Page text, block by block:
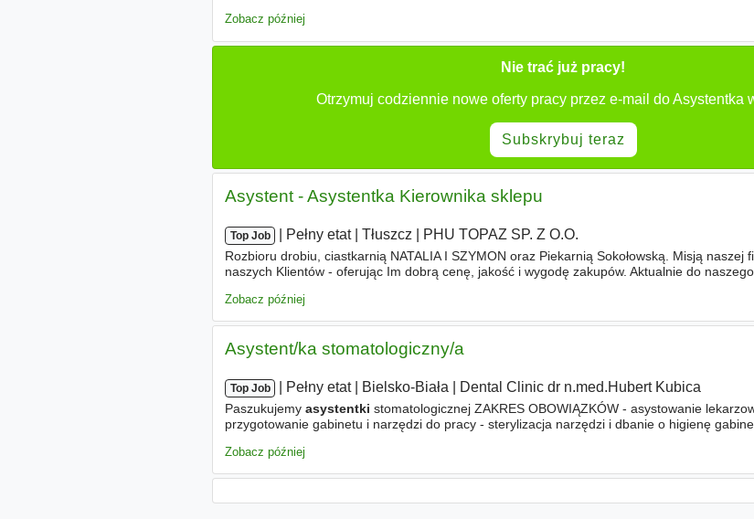
Zobacz później
Nie trać już pracy!
Otrzymuj codziennie nowe oferty pracy przez e-mail do Asystentka
Subskrybuj teraz
Asystent - Asystentka Kierownika sklepu
Top Job Pełny etat| Tłuszcz PHU TOPAZ SP. Z O.O.
Rozbioru drobiu, ciastkarnią NATALIA I SZYMON oraz Piekarnią Sokołowską. Misją naszej
naszych Klientów - oferując Im dobrą cenę, jakość i wygodę zakupów. Aktualnie do
Zobacz później
Asystent/ka stomatologiczny/a
Top Job Pełny etat| Bielsko-Biała Dental Clinic dr n.med.Hubert Kubica
Paszukujemy asystentki stomatologicznej ZAKRES OBOWIĄZKÓW - asystowanie
przygotowanie gabinetu i narzędzi do pracy - sterylizacja narzędzi i dbanie o higienę
Zobacz później